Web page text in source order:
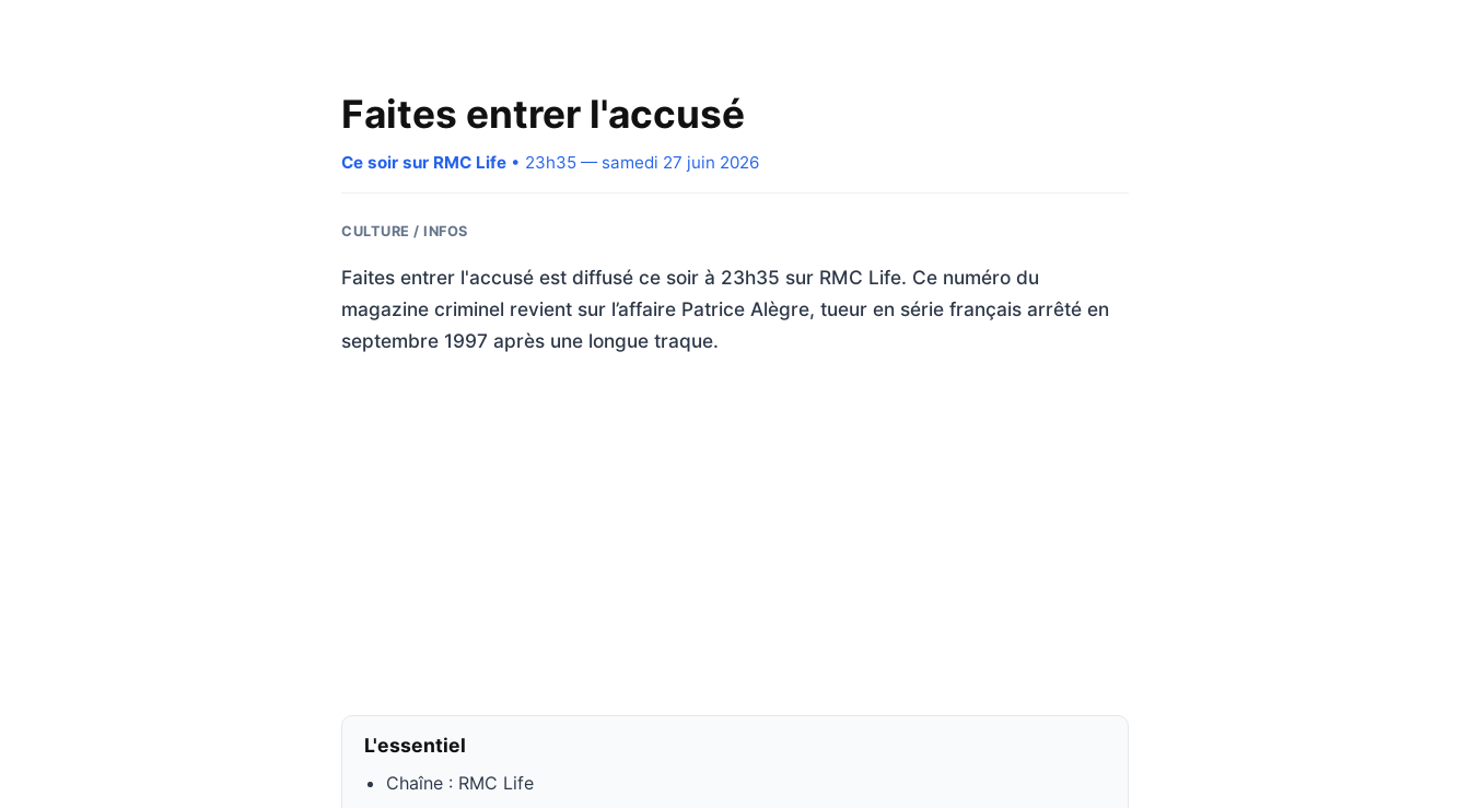
Faites entrer l'accusé
Ce soir sur RMC Life • 23h35 — samedi 27 juin 2026
CULTURE / INFOS
Faites entrer l'accusé est diffusé ce soir à 23h35 sur RMC Life. Ce numéro du
magazine criminel revient sur l’affaire Patrice Alègre, tueur en série français arrêté en
septembre 1997 après une longue traque.
L'essentiel
Chaîne : RMC Life